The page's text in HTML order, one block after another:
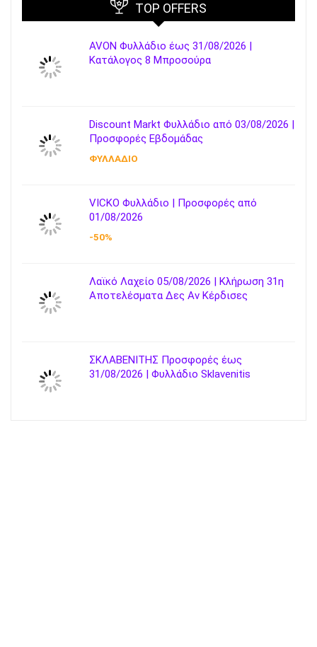
TOP OFFERS
AVON Φυλλάδιο έως 31/08/2026 |
Κατάλογος 8 Μπροσούρα
Discount Markt Φυλλάδιο από 03/08/2026 |
Προσφορές Εβδομάδας
ΦΥΛΛΑΔΙΟ
VICKO Φυλλάδιο | Προσφορές από
01/08/2026
-50%
Λαϊκό Λαχείο 05/08/2026 | Κλήρωση 31η
Αποτελέσματα Δες Αν Κέρδισες
ΣΚΛΑΒΕΝΙΤΗΣ Προσφορές έως
31/08/2026 | Φυλλάδιο Sklavenitis